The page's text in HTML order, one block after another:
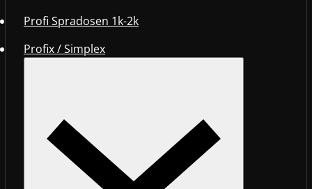
Profi Spradosen 1k-2k
Profix / Simplex